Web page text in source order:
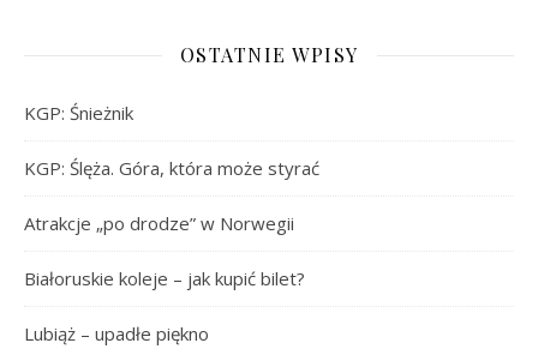
OSTATNIE WPISY
KGP: Śnieżnik
KGP: Ślęża. Góra, która może styrać
Atrakcje „po drodze” w Norwegii
Białoruskie koleje – jak kupić bilet?
Lubiąż – upadłe piękno